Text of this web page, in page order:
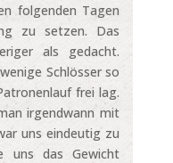
folgenden Tagen
zu setzen. Das
als gedacht.
Schlösser so
frei lag.
irgendwann mit
uns eindeutig zu
uns das Gewicht